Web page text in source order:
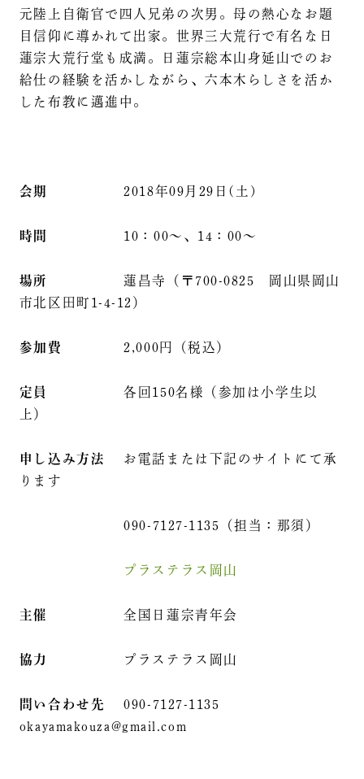
元陸上自衛官で四人兄弟の次男。母の熱心なお題
目信仰に導かれて出家。世界三大荒行で有名な日
蓮宗大荒行堂も成満。日蓮宗総本山身延山でのお
給仕の経験を活かしながら、六本木らしさを活か
した布教に邁進中。
会期 2018年09月29日(土)
時間 10：00～、14：00～
場所
蓮昌寺（〒700-0825 岡山県岡山
市北区田町1-4-12）
参加費 2,000円（税込）
定員
各回150名様（参加は小学生以
上）
申し込み方法 お電話または下記のサイトにて承
ります
090-7127-1135（担当：那須）
プラステラス岡山
主催 全国日蓮宗青年会
協力 プラステラス岡山
問い合わせ先090-7127-1135
okayamakouza@gmail.com